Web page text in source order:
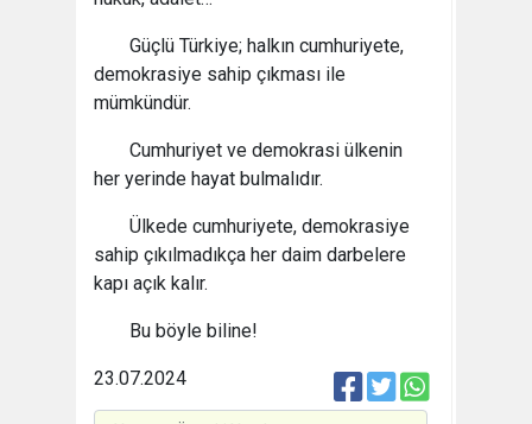
Güçlü Türkiye; halkın cumhuriyete,
demokrasiye sahip çıkması ile
mümkündür.
Cumhuriyet ve demokrasi ülkenin
her yerinde hayat bulmalıdır.
Ülkede cumhuriyete, demokrasiye
sahip çıkılmadıkça her daim darbelere
kapı açık kalır.
Bu böyle biline!
23.07.2024